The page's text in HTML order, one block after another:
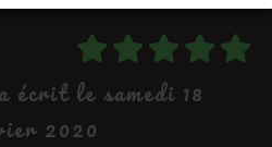
a écrit le samedi 18
2020